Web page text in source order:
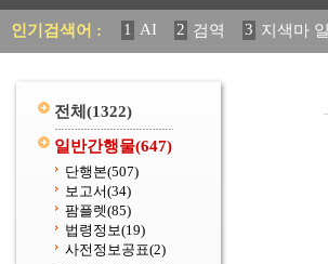
인기검색어 : 1 AI 2 검역 3 지색마
11 2025 12 중독성 식물
전체 (1322)
일반간행물(647)
단행본(507)
보고서(34)
팜플렛(85)
법령정보(19)
사전정보공표(2)